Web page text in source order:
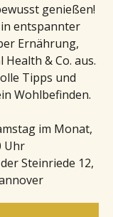
genießen!
in entspannter
Ernährung,
& Co. aus.
Tipps und
Wohlbefinden.
im Monat,
Uhr
Steinriede 12,